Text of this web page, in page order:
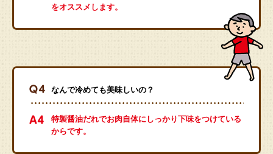
をオススメします。
なんで冷めても美味しいの？
特製醤油だれでお肉自体にしっかり下味をつけている
からです。